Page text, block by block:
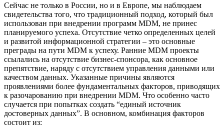
Сейчас не только в России, но и в Европе, мы наблюдаем
свидетельства того, что традиционный подход, который был
использован при внедрении программ MDM, не принес
планируемого успеха. Отсутствие четко определенных целей
и развитой информационной стратегии – это основные
преграды на пути MDM к успеху. Ранние MDM проекты
ссылались на отсутствие бизнес-спонсора, как основное
препятствие, наряду с отсутствием управления данными или
качеством данных. Указанные причины являются
проявлениями более фундаментальных факторов, приводящих
к разочарованию при внедрении MDM. Что особенно часто
случается при попытках создать “единый источник
достоверных данных”. В основном, комбинация факторов
состоит из: